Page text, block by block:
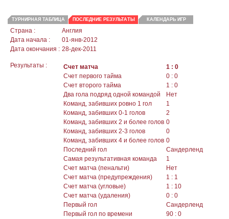
ТУРНИРНАЯ ТАБЛИЦА ПОСЛЕДНИЕ РЕЗУЛЬТАТЫ КАЛЕНДАРЬ ИГР
Страна :
Англия
Дата начала :
01-янв-2012
Дата окончания : 28-дек-2011
Результаты : Счет матча
1 : 0
Счет первого тайма
0 : 0
Счет второго тайма
1 : 0
Два гола подряд одной командой
Нет
Команд, забивших ровно 1 гол
1
Команд, забивших 0-1 голов
2
Команд, забивших 2 и более голов 0
Команд, забивших 2-3 голов
0
Команд, забивших 4 и более голов 0
Последний гол
Сандерленд
Самая результативная команда
1
Счет матча (пенальти)
Нет
Счет матча (предупреждения)
1 : 1
Счет матча (угловые)
1 : 10
Счет матча (удаления)
0 : 0
Первый гол
Сандерленд
Первый гол по времени
90 : 0